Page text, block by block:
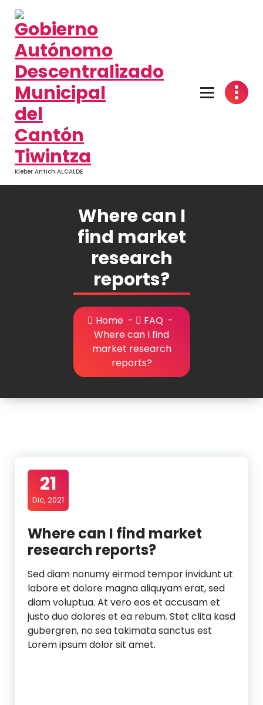
Kleber Antich ALCALDE
Where can I
find market
research
reports?
Home - FAQ -
Where can I find
market research
reports?
21
Dic, 2021
Where can I find market
research reports?
Sed diam nonumy eirmod tempor invidunt ut
labore et dolore magna aliquyam erat, sed
diam voluptua. At vero eos et accusam et
justo duo dolores et ea rebum. Stet clita kasd
gubergren, no sea takimata sanctus est
Lorem ipsum dolor sit amet.